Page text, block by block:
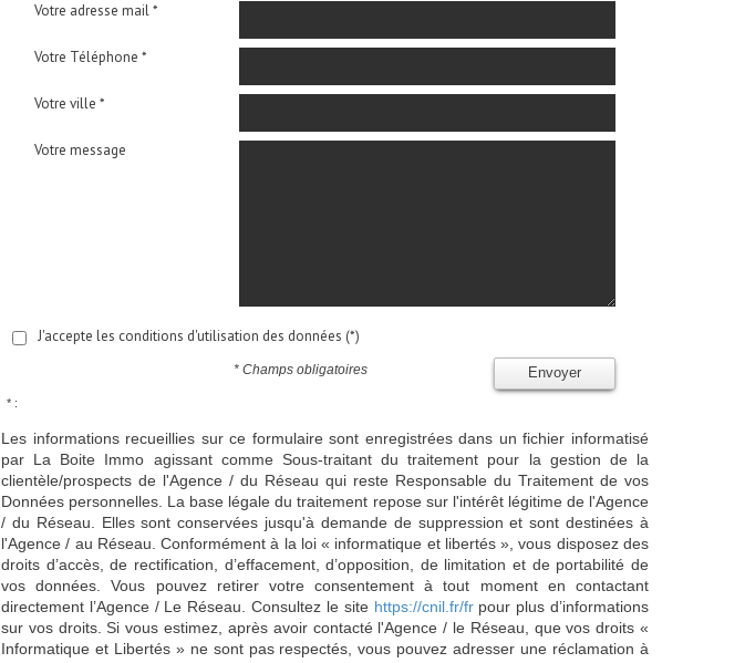
Votre adresse mail *
Votre Téléphone *
Votre ville *
Votre message
J'accepte les conditions d'utilisation des données (*)
Envoyer
* Champs obligatoires
* :
Les informations recueillies sur ce formulaire sont enregistrées dans un fichier informatisé
par La Boite Immo agissant comme Sous-traitant du traitement pour la gestion de la
clientèle/prospects de l'Agence / du Réseau qui reste Responsable du Traitement de vos
Données personnelles. La base légale du traitement repose sur l'intérêt légitime de l'Agence
/ du Réseau. Elles sont conservées jusqu'à demande de suppression et sont destinées à
l'Agence / au Réseau. Conformément à la loi « informatique et libertés », vous disposez des
droits d’accès, de rectification, d’effacement, d’opposition, de limitation et de portabilité de
vos données. Vous pouvez retirer votre consentement à tout moment en contactant
directement l’Agence / Le Réseau. Consultez le site https://cnil.fr/frpour plus d’informations
sur vos droits. Si vous estimez, après avoir contacté l'Agence / le Réseau, que vos droits «
Informatique et Libertés » ne sont pas respectés, vous pouvez adresser une réclamation à